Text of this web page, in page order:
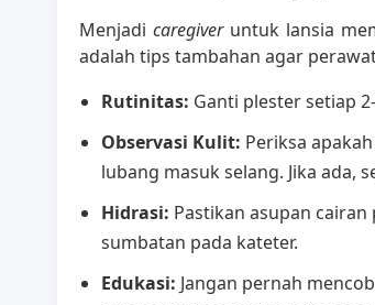
Menjadi caregiveruntuk lansia
adalah tips tambahan agar
Rutinitas: Ganti plester setiap
Observasi Kulit: Periksa
lubang masuk selang. Jika ada,
Hidrasi: Pastikan asupan
sumbatan pada kateter.
Edukasi: Jangan pernah